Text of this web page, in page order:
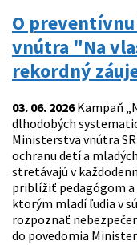
O
vnútra "Na
rekordný
03. 06. 2026Kampaň
dlhodobých
Ministerstva vnútra
ochranu detí a
stretávajú v
priblížiť pedagógom a
ktorým mladí ľudia v
rozpoznať
do povedomia